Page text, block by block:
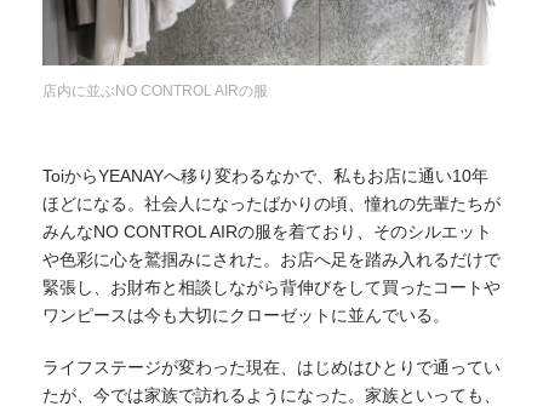
店内に並ぶNO CONTROL AIRの服
ToiからYEANAYへ移り変わるなかで、私もお店に通い10年
ほどになる。社会人になったばかりの頃、憧れの先輩たちが
みんなNO CONTROL AIRの服を着ており、そのシルエット
や色彩に心を鷲掴みにされた。お店へ足を踏み入れるだけで
緊張し、お財布と相談しながら背伸びをして買ったコートや
ワンピースは今も大切にクローゼットに並んでいる。
ライフステージが変わった現在、はじめはひとりで通ってい
たが、今では家族で訪れるようになった。家族といっても、